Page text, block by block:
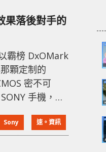
果落後對手的
霸榜 DxOMark
顆定制的
密不可
手機，其
元)，一年也只
Sony 速。資訊